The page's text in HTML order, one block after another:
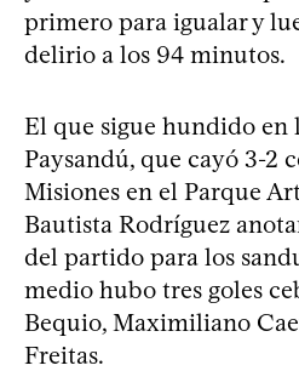
primero para igualar y
delirio a los 94 minutos.
El que sigue hundido en
Paysandú, que cayó 3-2
Misiones en el Parque
Bautista Rodríguez
del partido para los
medio hubo tres goles
Bequio, Maximiliano
Freitas.